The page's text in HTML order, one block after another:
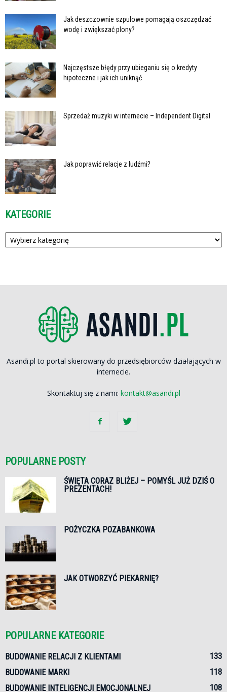
Jak deszczownie szpulowe pomagają oszczędzać
wodę i zwiększać plony?
Najczęstsze błędy przy ubieganiu się o kredyty
hipoteczne i jak ich uniknąć
Sprzedaż muzyki w internecie – Independent Digital
Jak poprawić relacje z ludźmi?
KATEGORIE
Kategorie
Asandi.pl to portal skierowany do przedsiębiorców działających w
internecie.
Skontaktuj się z nami: kontakt@asandi.pl
POPULARNE POSTY
ŚWIĘTA CORAZ BLIŻEJ – POMYŚL JUŻ DZIŚ O
PREZENTACH!
POŻYCZKA POZABANKOWA
JAK OTWORZYĆ PIEKARNIĘ?
POPULARNE KATEGORIE
BUDOWANIE RELACJI Z KLIENTAMI
133
BUDOWANIE MARKI
118
BUDOWANIE INTELIGENCJI EMOCJONALNEJ
108